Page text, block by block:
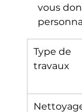
vous
Type de
travaux